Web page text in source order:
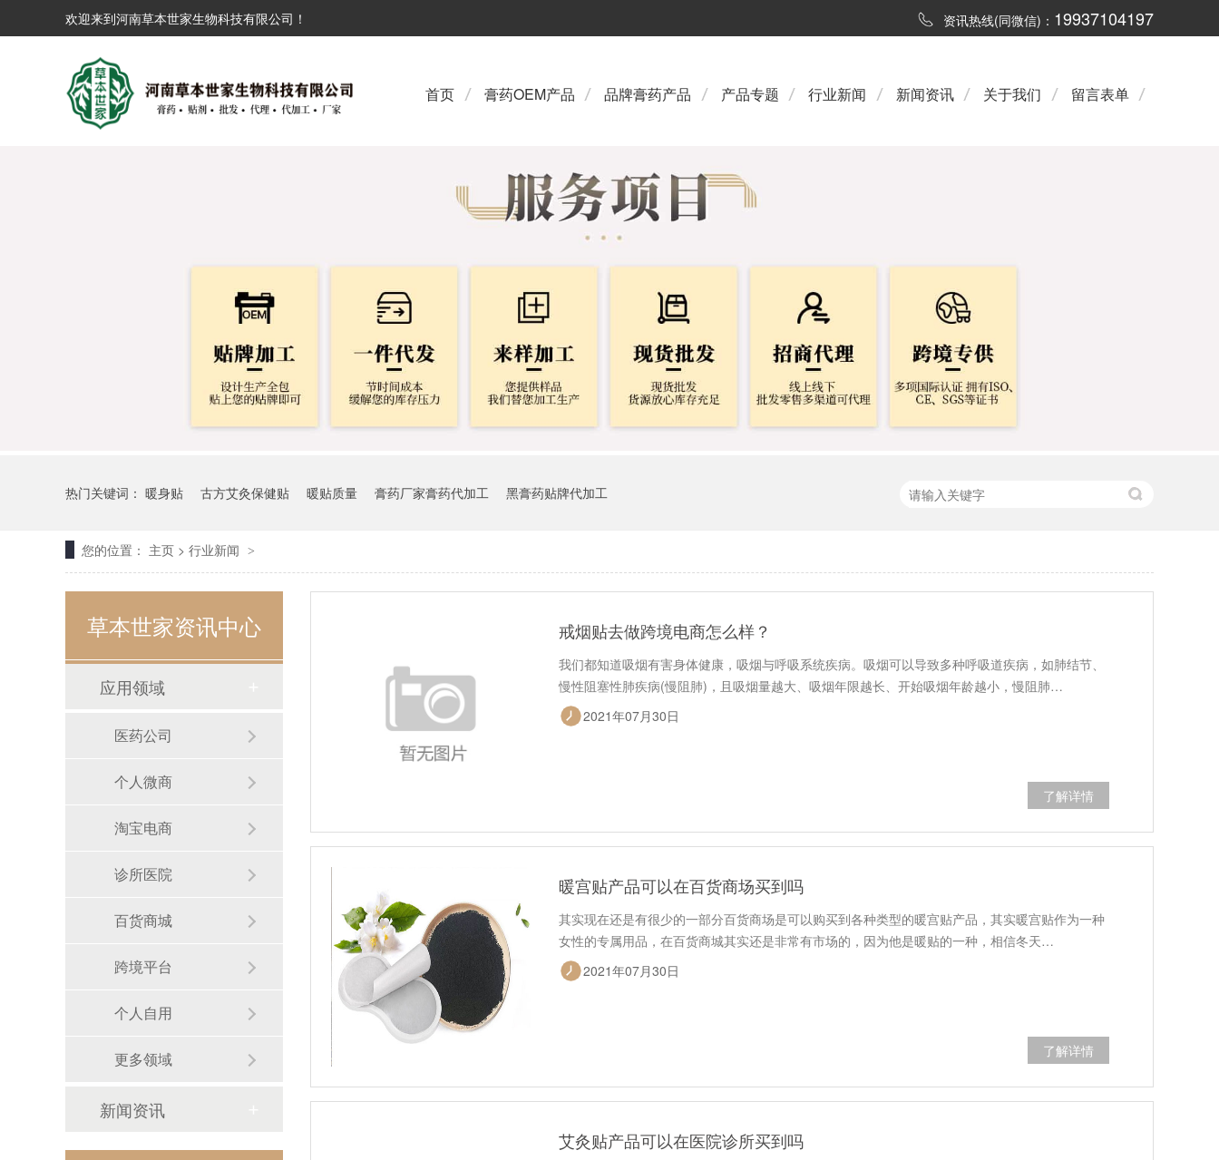
欢迎来到河南草本世家生物科技有限公司！ 资讯热线(同微信)： 19937104197
首页 膏药OEM产品 品牌膏药产品 产品专题 行业新闻 新闻资讯 关于我们 留言表单
热门关键词： 暖身贴 古方艾灸保健贴 暖贴质量 膏药厂家膏药代加工 黑膏药贴牌代加工
您的位置： 主页 > 行业新闻 >
戒烟贴去做跨境电商怎么样？
我们都知道吸烟有害身体健康，吸烟与呼吸系统疾病。吸烟可以导致多种呼吸道疾病，如肺结节、
慢性阻塞性肺疾病(慢阻肺)，且吸烟量越大、吸烟年限越长、开始吸烟年龄越小，慢阻肺…
2021年07月30日
了解详情
暖宫贴产品可以在百货商场买到吗
其实现在还是有很少的一部分百货商场是可以购买到各种类型的暖宫贴产品，其实暖宫贴作为一种
女性的专属用品，在百货商城其实还是非常有市场的，因为他是暖贴的一种，相信冬天…
2021年07月30日
了解详情
艾灸贴产品可以在医院诊所买到吗
草本世家资讯中心
应用领域
医药公司
个人微商
淘宝电商
诊所医院
百货商城
跨境平台
个人自用
更多领域
新闻资讯